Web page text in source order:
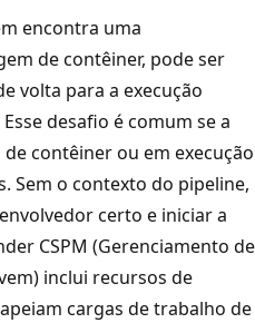
encontra uma
de contêiner, pode ser
volta para a execução
desafio é comum se a
contêiner ou em execução
Sem o contexto do pipeline,
certo e iniciar a
CSPM (Gerenciamento de
inclui recursos de
cargas de trabalho de